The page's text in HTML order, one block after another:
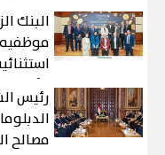
البنك
موظفيه
الأول من 2026
رئيس
مصالح